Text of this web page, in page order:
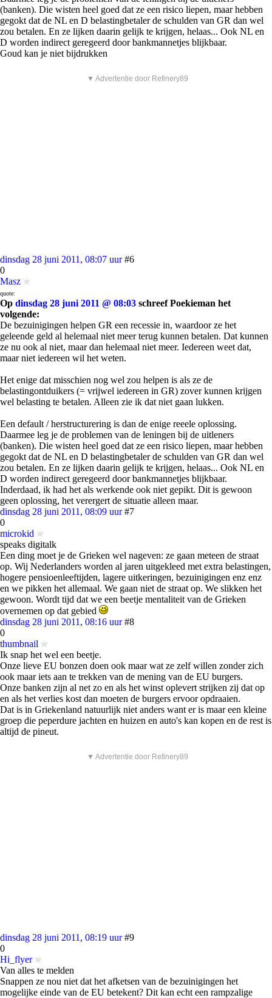
(banken). Die wisten heel goed dat ze een risico liepen, maar hebben
gegokt dat de NL en D belastingbetaler de schulden van GR dan wel
zou betalen. En ze lijken daarin gelijk te krijgen, helaas... Ook NL en
D worden indirect geregeerd door bankmannetjes blijkbaar.
Goud kan je niet bijdrukken
▼ Advertentie door Refinery89
dinsdag 28 juni 2011, 08:07 uur #6
0
Masz
quote:
Op dinsdag 28 juni 2011 @ 08:03 schreef Poekieman het
volgende:
De bezuinigingen helpen GR een recessie in, waardoor ze het
geleende geld al helemaal niet meer terug kunnen betalen. Dat kunnen
ze nu ook al niet, maar dan helemaal niet meer. Iedereen weet dat,
maar niet iedereen wil het weten.
Het enige dat misschien nog wel zou helpen is als ze de
belastingontduikers (= vrijwel iedereen in GR) zover kunnen krijgen
wel belasting te betalen. Alleen zie ik dat niet gaan lukken.
Een default / herstructurering is dan de enige reeele oplossing.
Daarmee leg je de problemen van de leningen bij de uitleners
(banken). Die wisten heel goed dat ze een risico liepen, maar hebben
gegokt dat de NL en D belastingbetaler de schulden van GR dan wel
zou betalen. En ze lijken daarin gelijk te krijgen, helaas... Ook NL en
D worden indirect geregeerd door bankmannetjes blijkbaar.
Inderdaad, ik had het als werkende ook niet gepikt. Dit is gewoon
geen oplossing, het verergert de situatie alleen maar.
dinsdag 28 juni 2011, 08:09 uur #7
0
microkid
speaks digitalk
Een ding moet je de Grieken wel nageven: ze gaan meteen de straat
op. Wij Nederlanders worden al jaren uitgekleed met extra belastingen,
hogere pensioenleeftijden, lagere uitkeringen, bezuinigingen enz enz
en we pikken het allemaal. We gaan niet de straat op. We slikken het
gewoon. Wordt tijd dat we een beetje mentaliteit van de Grieken
overnemen op dat gebied
dinsdag 28 juni 2011, 08:16 uur #8
0
thumbnail
Ik snap het wel een beetje.
Onze lieve EU bonzen doen ook maar wat ze zelf willen zonder zich
ook maar iets aan te trekken van de mening van de EU burgers.
Onze banken zijn al net zo en als het winst oplevert strijken zij dat op
en als het verlies kost dan moeten de burgers ervoor opdraaien.
Dat is in Griekenland natuurlijk niet anders want er is maar een kleine
groep die peperdure jachten en huizen en auto's kan kopen en de rest is
altijd de pineut.
▼ Advertentie door Refinery89
dinsdag 28 juni 2011, 08:19 uur #9
0
Hi_flyer
Van alles te melden
Snappen ze nou niet dat het afketsen van de bezuinigingen het
mogelijke einde van de EU betekent? Dit kan echt een rampzalige